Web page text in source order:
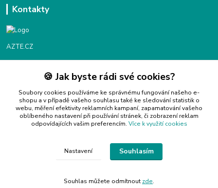
Kontakty
AZTE.CZ
Objednávky / fakturace
Po - Čt 9:00 - 16:00
Info@azte.cz
Copyright 2024 © AZTE.CZ
🍪 Jak byste rádi své cookies?
Soubory cookies používáme ke správnému fungování našeho e-
shopu a v případě vašeho souhlasu také ke sledování statistik o
webu, měření efektivity reklamních kampaní, zapamatování vašeho
oblíbeného nastavení při používání stránek, či zobrazení reklam
odpovídajících vašim preferencím. Více k využití cookies
Nastavení Souhlasím
Souhlas můžete odmítnout zde.